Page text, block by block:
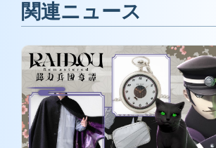
関連ニュース